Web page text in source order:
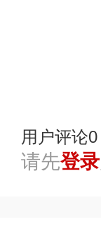
用户评论0
请先登录